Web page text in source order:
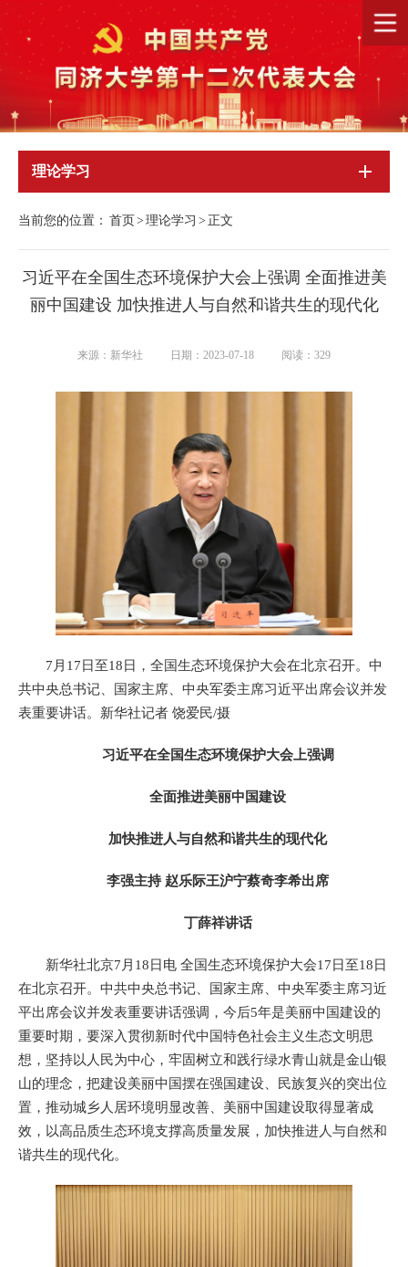
理论学习
当前您的位置： 首页 > 理论学习 > 正文
习近平在全国生态环境保护大会上强调 全面推进美
丽中国建设 加快推进人与自然和谐共生的现代化
来源：新华社 日期：2023-07-18 阅读： 329
7月17日至18日，全国生态环境保护大会在北京召开。中
共中央总书记、国家主席、中央军委主席习近平出席会议并发
表重要讲话。新华社记者 饶爱民/摄
习近平在全国生态环境保护大会上强调
全面推进美丽中国建设
加快推进人与自然和谐共生的现代化
李强主持 赵乐际王沪宁蔡奇李希出席
丁薛祥讲话
新华社北京7月18日电 全国生态环境保护大会17日至18日
在北京召开。中共中央总书记、国家主席、中央军委主席习近
平出席会议并发表重要讲话强调，今后5年是美丽中国建设的
重要时期，要深入贯彻新时代中国特色社会主义生态文明思
想，坚持以人民为中心，牢固树立和践行绿水青山就是金山银
山的理念，把建设美丽中国摆在强国建设、民族复兴的突出位
置，推动城乡人居环境明显改善、美丽中国建设取得显著成
效，以高品质生态环境支撑高质量发展，加快推进人与自然和
谐共生的现代化。